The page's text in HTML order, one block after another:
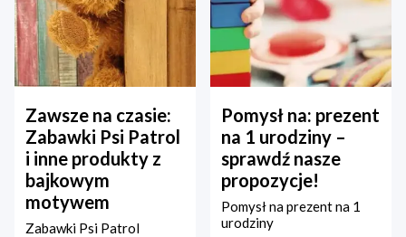
Zawsze na czasie:
Zabawki Psi Patrol
i inne produkty z
bajkowym
motywem
Zabawki Psi Patrol
Pomysł na: prezent
na 1 urodziny –
sprawdź nasze
propozycje!
Pomysł na prezent na 1
urodziny